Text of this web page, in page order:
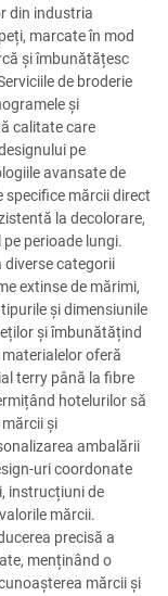
din industria
marcate în mod
și îmbunătățesc
de broderie
și
calitate care
pe
avansate de
specifice mărcii direct
la decolorare,
perioade lungi.
diverse categorii
extinse de mărimi,
și dimensiunile
și îmbunătățind
oferă
terry până la fibre
hotelurilor să
și
ambalării
uri coordonate
instrucțiuni de
mărcii.
precisă a
menținând o
mărcii și